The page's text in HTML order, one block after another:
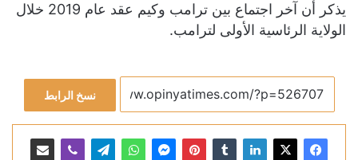
يذكر أن آخر اجتماع بين ترامب وكيم عقد عام 2019 خلال
الولاية الرئاسية الأولى لترامب.
نسخ الرابط